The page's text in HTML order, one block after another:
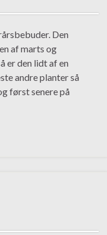
Den
af marts og
er den lidt af en
andre planter så
først senere på